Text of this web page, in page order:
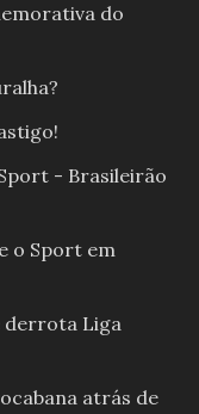
do
- Brasileirão
o Sport em
derrota Liga
atrás de